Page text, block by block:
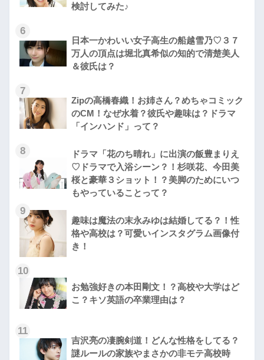
検討してみた♪
6
日本一かわいい女子高生の船越雪乃♡３７
万人の頂点は堀北真希似の知的で清楚美人
＆彼氏は？
7
Zipの高橋春織！お姉さん？めちゃコミック
のCM！なぜ水着？彼氏や趣味は？ドラマ
「インハンド」って？
8
ドラマ「花のち晴れ」に出演の飯豊まりえ
♡ドラマで入浴シーン？！杉咲花、今田美
桜と豪華３ショット！？美脚のためにいつ
もやっていることって？
9
趣味は魔法の末永みゆは結婚してる？！性
格や高校は？可愛いインスタグラム画像付
き！
10
お勉強好きの本田剛文！？高校や大学はど
こ？キソ英語の卒業理由は？
11
吉沢亮の凄腕剣道！どんな性格をしてる？
謎ルールの家族やまさかの非モテ高校時